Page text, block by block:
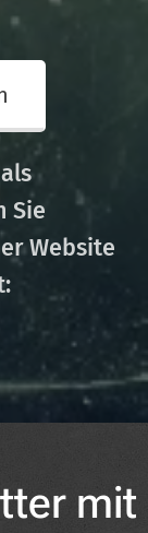
Sie
Website
mit